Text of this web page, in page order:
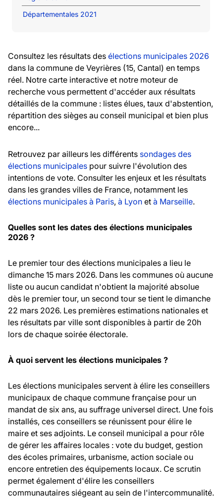
Départementales 2021
Consultez les résultats des élections municipales 2026
dans la commune de Veyrières (15, Cantal) en temps
réel. Notre carte interactive et notre moteur de
recherche vous permettent d'accéder aux résultats
détaillés de la commune : listes élues, taux d'abstention,
répartition des sièges au conseil municipal et bien plus
encore...
Retrouvez par ailleurs les différents sondages des
élections municipales pour suivre l'évolution des
intentions de vote. Consulter les enjeux et les résultats
dans les grandes villes de France, notamment les
élections municipales à Paris, à Lyon et à Marseille.
Quelles sont les dates des élections municipales
2026 ?
Le premier tour des élections municipales a lieu le
dimanche 15 mars 2026. Dans les communes où aucune
liste ou aucun candidat n'obtient la majorité absolue
dès le premier tour, un second tour se tient le dimanche
22 mars 2026. Les premières estimations nationales et
les résultats par ville sont disponibles à partir de 20h
lors de chaque soirée électorale.
À quoi servent les élections municipales ?
Les élections municipales servent à élire les conseillers
municipaux de chaque commune française pour un
mandat de six ans, au suffrage universel direct. Une fois
installés, ces conseillers se réunissent pour élire le
maire et ses adjoints. Le conseil municipal a pour rôle
de gérer les affaires locales : vote du budget, gestion
des écoles primaires, urbanisme, action sociale ou
encore entretien des équipements locaux. Ce scrutin
permet également d'élire les conseillers
communautaires siégeant au sein de l'intercommunalité.